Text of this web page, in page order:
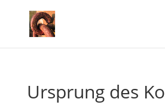
Ursprung des